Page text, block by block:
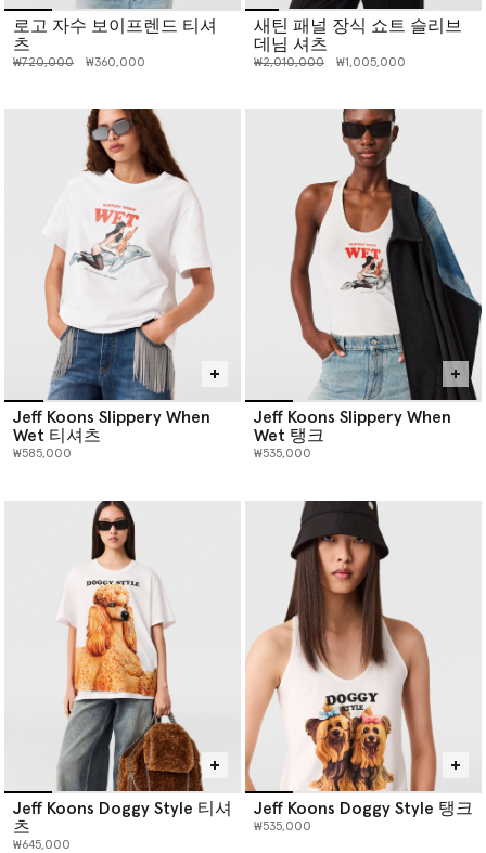
로고 자수 보이프렌드 티셔
츠
인하 전 가격:
₩720,000인하된 가격:
₩360,000
새틴 패널 장식 쇼트 슬리브
데님 셔츠
인하 전 가격:
₩2,010,000인하된 가격:
₩1,005,000
Jeff Koons Slippery When
Wet 티셔츠
₩585,000
Jeff Koons Slippery When
Wet 탱크
₩535,000
Jeff Koons Doggy Style 티셔
츠
₩645,000
Jeff Koons Doggy Style 탱크
₩535,000